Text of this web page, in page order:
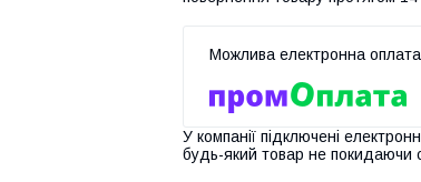
У компанії підключені
будь-який товар не покидаючи